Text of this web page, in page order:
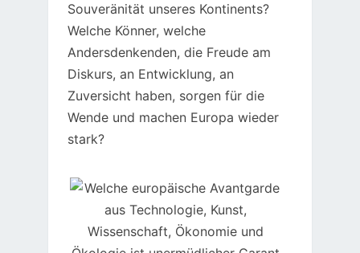
Souveränität unseres Kontinents?
Welche Könner, welche
Andersdenkenden, die Freude am
Diskurs, an Entwicklung, an
Zuversicht haben, sorgen für die
Wende und machen Europa wieder
stark?